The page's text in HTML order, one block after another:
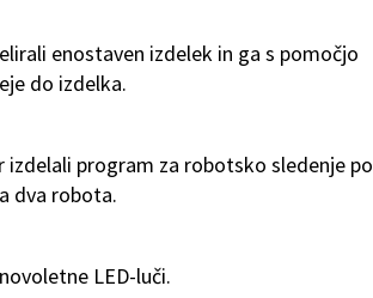
enostaven izdelek in ga s pomočjo
do izdelka.
program za robotsko sledenje po
dva robota.
LED-luči.